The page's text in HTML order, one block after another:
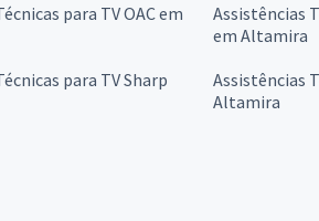
para TV OAC em
Assistências
em Altamira
para TV Sharp
Assistências
Altamira